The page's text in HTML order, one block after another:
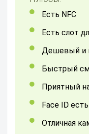
Есть NFC
Есть слот
Дешевый и
Быстрый
Приятный
Face ID есть
Отличная камера в своем ценовом